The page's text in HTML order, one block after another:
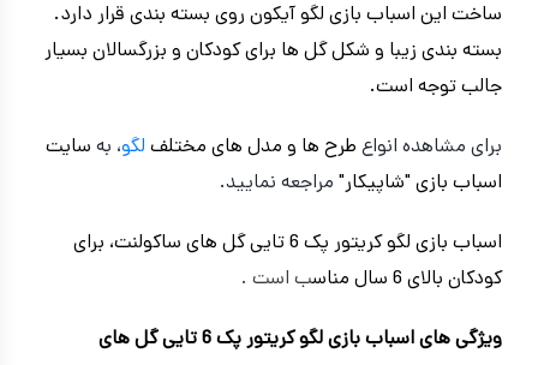
ساخت این اسباب بازی لگو آیکون روی بسته بندی قرار دارد.
بسته بندی زیبا و شکل گل ها برای کودکان و بزرگسالان بسیار
جالب توجه است.
برای مشاهده انواع طرح ها و مدل های مختلف لگو، به سایت
اسباب بازی "شاپیکار" مراجعه نمایید.
اسباب بازی لگو کریتور پک 6 تایی گل های ساکولنت، برای
کودکان بالای 6 سال مناس
ب است .
ویژگی های اسباب بازی لگو کریتور پک 6 تایی گل های